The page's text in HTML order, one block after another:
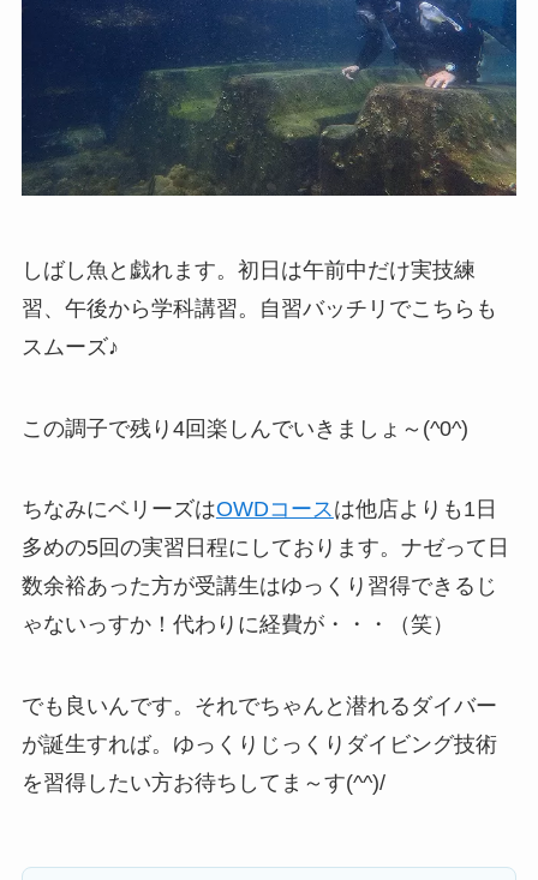
しばし魚と戯れます。初日は午前中だけ実技練
習、午後から学科講習。自習バッチリでこちらも
スムーズ♪
この調子で残り4回楽しんでいきましょ～(^0^)
ちなみにベリーズはOWDコースは他店よりも1日
多めの5回の実習日程にしております。ナゼって日
数余裕あった方が受講生はゆっくり習得できるじ
ゃないっすか！代わりに経費が・・・（笑）
でも良いんです。それでちゃんと潜れるダイバー
が誕生すれば。ゆっくりじっくりダイビング技術
を習得したい方お待ちしてま～す(^^)/